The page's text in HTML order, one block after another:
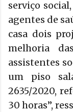
serviço
agentes de
casa dois
melhoria
assistentes
um piso
2635/2020,
30 horas”,